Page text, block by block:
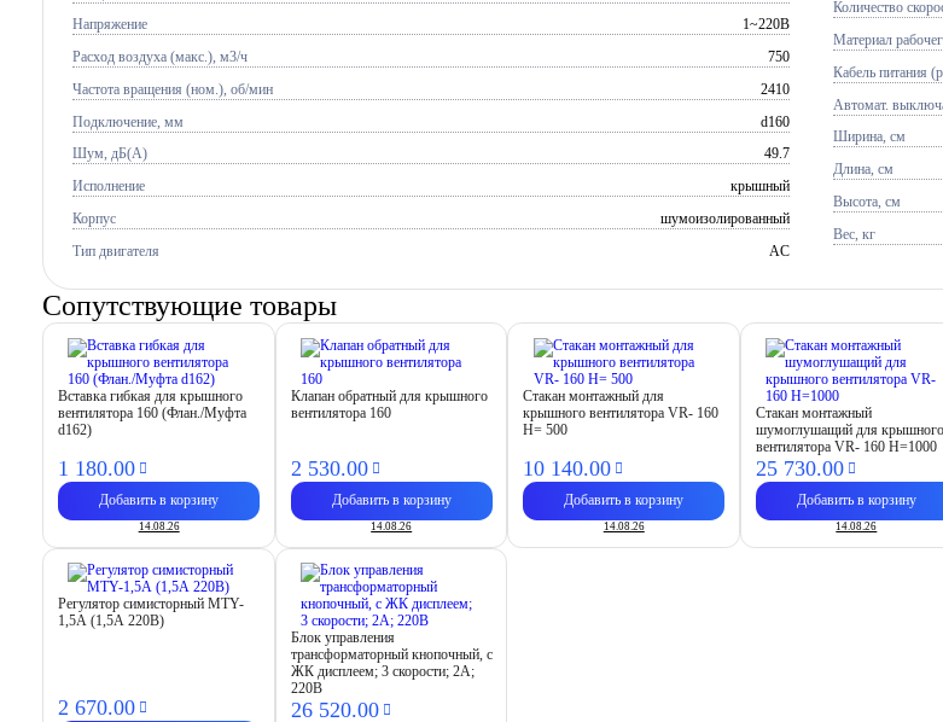
Напряжение 1~220В
Расход воздуха (макс.), м3/ч 750
Частота вращения (ном.), об/мин 2410
Подключение, мм d160
Шум, дБ(А) 49.7
Исполнение крышный
Корпус шумоизолированный
Тип двигателя AC
Количество
Материал
Кабель питания
Автомат.
Ширина, см
Длина, см
Высота, см
Вес, кг
Сопутствующие товары
Вставка гибкая для крышного
вентилятора 160 (Флан./Муфта
d162)
1 180.00
Добавить в корзину
14.08.26
Клапан обратный для крышного
вентилятора 160
2 530.00
Добавить в корзину
14.08.26
Стакан монтажный для
крышного вентилятора VR- 160
H= 500
10 140.00
Добавить в корзину
14.08.26
Стакан монтажный
шумоглушащий для крышного
вентилятора VR- 160 H=1000
25 730.00
Добавить в корзину
14.08.26
Регулятор симисторный MTY-
1,5А (1,5А 220В)
2 670.00
Блок управления
трансформаторный кнопочный, с
ЖК дисплеем; 3 скорости; 2А;
220В
26 520.00